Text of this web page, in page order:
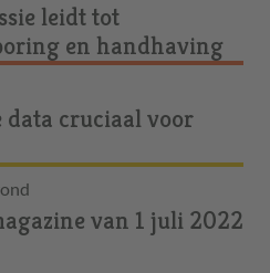
leidt tot
en handhaving
data cruciaal voor
van 1 juli 2022